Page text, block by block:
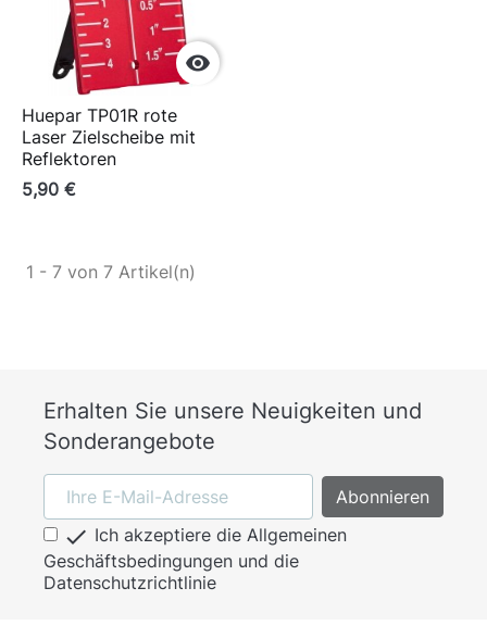

Huepar TP01R rote
Laser Zielscheibe mit
Reflektoren
5,90 €
1 - 7 von 7 Artikel(n)
Erhalten Sie unsere Neuigkeiten und
Sonderangebote
 Ich akzeptiere die Allgemeinen
Geschäftsbedingungen und die
Datenschutzrichtlinie